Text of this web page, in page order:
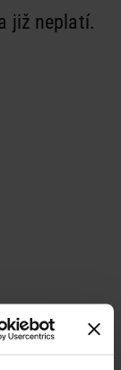
již neplatí.